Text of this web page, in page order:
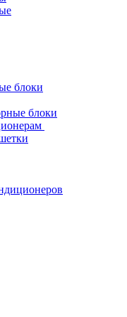
блоки
блоки